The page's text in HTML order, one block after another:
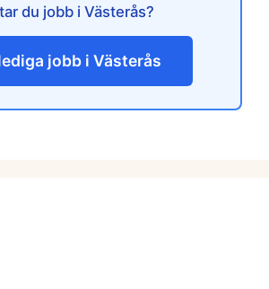
du jobb i Västerås?
jobb i Västerås